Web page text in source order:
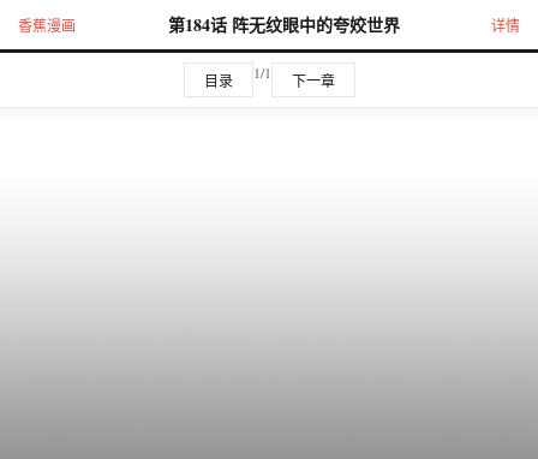
香蕉漫画 第184话 阵无纹眼中的夸姣世界 详情
目录 1/1 下一章